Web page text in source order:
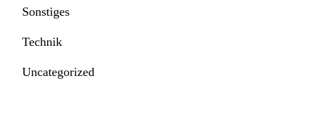
Sonstiges
Technik
Uncategorized